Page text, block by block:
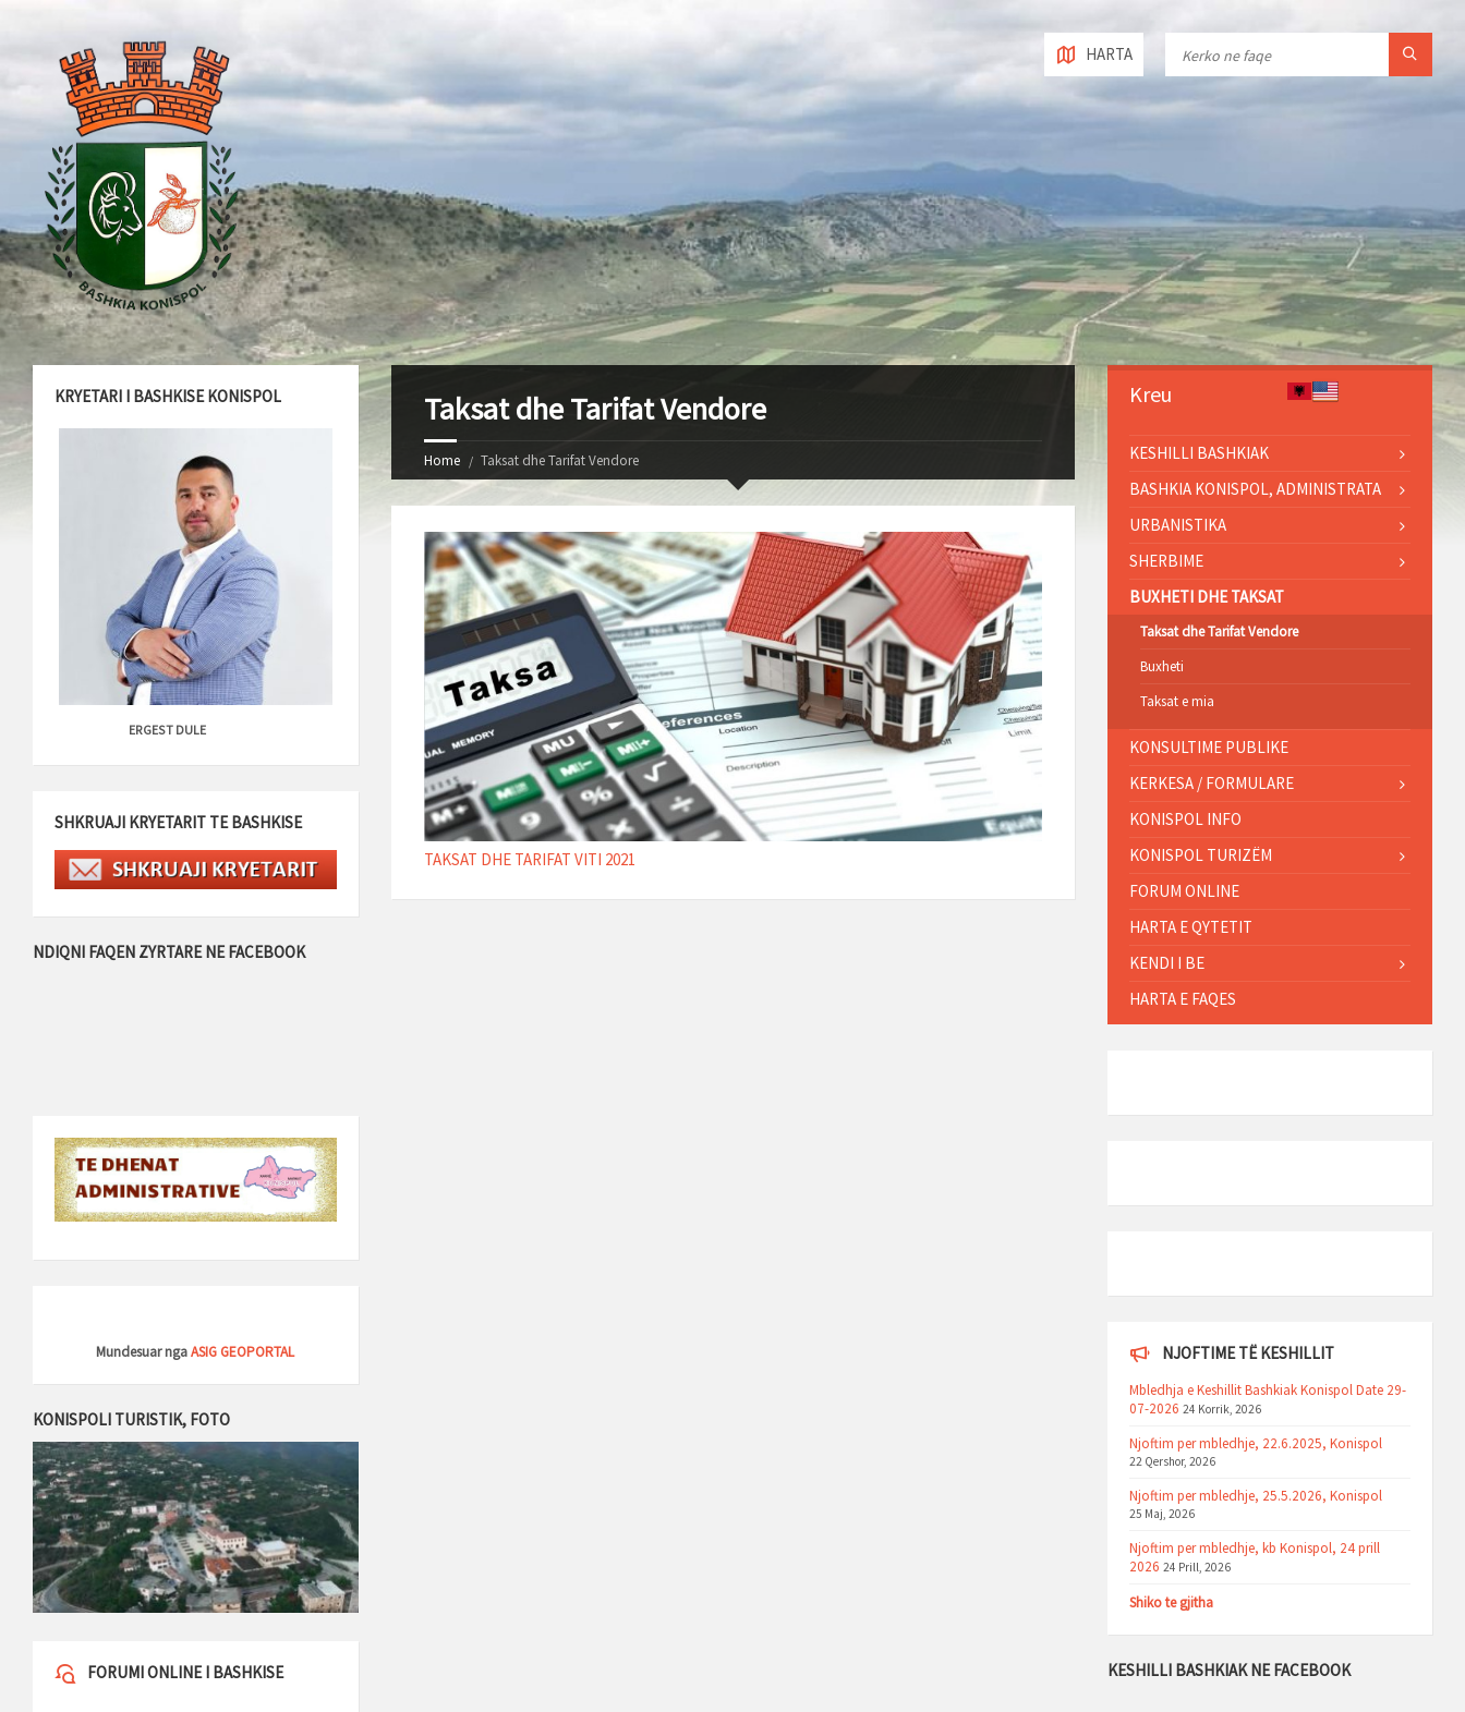
HARTA
Taksat dhe Tarifat Vendore
Home Taksat dhe Tarifat Vendore
TAKSAT DHE TARIFAT VITI 2021
KRYETARI I BASHKISE KONISPOL
ERGEST DULE
SHKRUAJI KRYETARIT TE BASHKISE
NDIQNI FAQEN ZYRTARE NE FACEBOOK
Mundesuar ngaASIG GEOPORTAL
KONISPOLI TURISTIK, FOTO
FORUMI ONLINE I BASHKISE
Kreu
KESHILLI BASHKIAK
BASHKIA KONISPOL, ADMINISTRATA
URBANISTIKA
SHERBIME
BUXHETI DHE TAKSAT
Taksat dhe Tarifat Vendore
Buxheti
Taksat e mia
KONSULTIME PUBLIKE
KERKESA / FORMULARE
KONISPOL INFO
KONISPOL TURIZËM
FORUM ONLINE
HARTA E QYTETIT
KENDI I BE
HARTA E FAQES
NJOFTIME TË KESHILLIT
Mbledhja e Keshillit Bashkiak Konispol Date 29-
07-2026 24 Korrik, 2026
Njoftim per mbledhje, 22.6.2025, Konispol
22 Qershor, 2026
Njoftim per mbledhje, 25.5.2026, Konispol
25 Maj, 2026
Njoftim per mbledhje, kb Konispol, 24 prill
2026 24 Prill, 2026
Shiko te gjitha
KESHILLI BASHKIAK NE FACEBOOK